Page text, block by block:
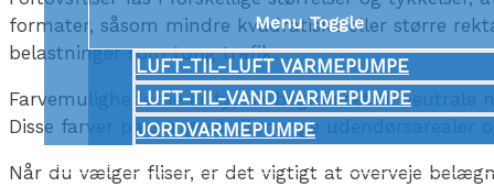
Menu Toggle
LUFT-TIL-LUFT VARMEPUMPE
LUFT-TIL-VAND VARMEPUMPE
JORDVARMEPUMPE
formater, såsom mindre kvadratiske eller større
belastninger som tung trafik.
Farvemulighederne er typisk begrænset til neutrale
Disse farver passer godt til mange
Når du vælger fliser, er det vigtigt at overveje